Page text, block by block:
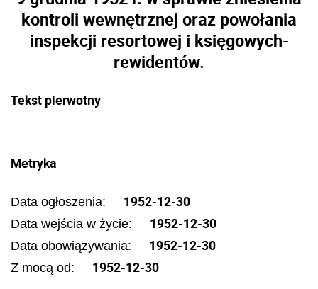
kontroli wewnętrznej oraz powołania
inspekcji resortowej i księgowych-
rewidentów.
Tekst pierwotny
Metryka
Data ogłoszenia: 1952-12-30
Data wejścia w życie: 1952-12-30
Data obowiązywania: 1952-12-30
Z mocą od: 1952-12-30